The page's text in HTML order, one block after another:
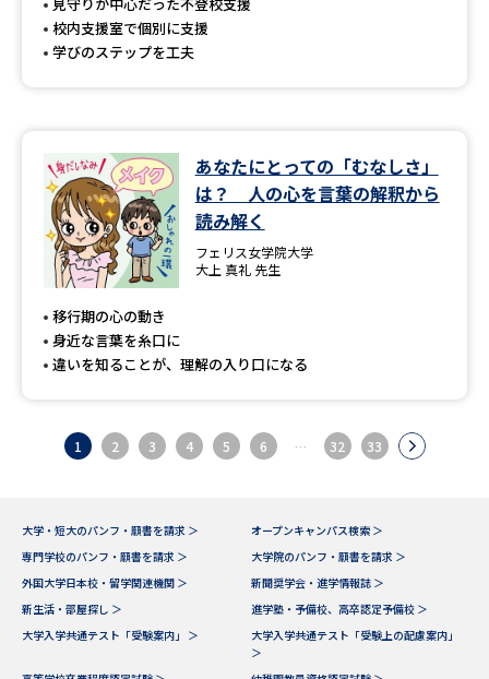
校内支援室で個別に支援
学びのステップを工夫
あなたにとっての「むなしさ」
は？ 人の心を言葉の解釈から
読み解く
フェリス女学院大学
大上 真礼 先生
移行期の心の動き
身近な言葉を糸口に
違いを知ることが、理解の入り口になる
1 2 3 4 5 6 … 32 33
大学・短大のパンフ・願書を請求 ＞
オープンキャンパス検索 ＞
専門学校のパンフ・願書を請求 ＞
大学院のパンフ・願書を請求 ＞
外国大学日本校・留学関連機関 ＞
新聞奨学会・進学情報誌 ＞
新生活・部屋探し ＞
進学塾・予備校、高卒認定予備校 ＞
大学入学共通テスト「受験案内」 ＞
大学入学共通テスト「受験上の配慮案内」
＞